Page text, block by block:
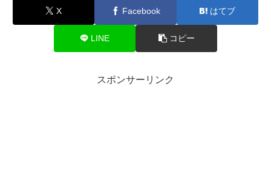
X Facebook はてブ
LINE コピー
スポンサーリンク